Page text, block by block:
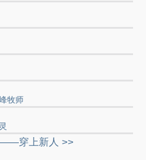
牧师
——穿上新人 >>